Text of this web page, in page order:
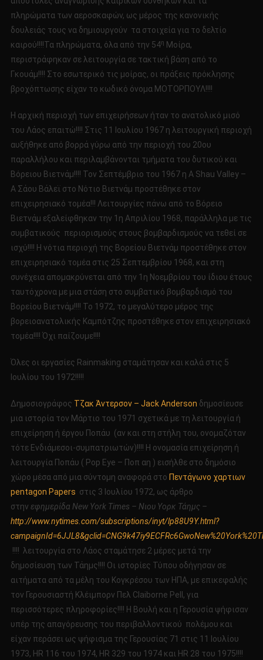
πληρώματα των αεροσκαφών, ως μέρος της κανονικής
δουλειάς τους να δημιουργούν τα στοιχεία για το δελτίο
καιρού!!!!Τα πληρώματα, όλα από την 54η Μοίρα,
περιστράφηκαν σε λειτουργία σε τακτική βάση από το
Γκουάμ!!!! Στο εσωτερικό τις μοίρας, οι πράξεις πρόκλησης
βροχόπτωσης είχαν το κωδικό όνομα ΜΟΤΟΡΠΟΥΛ!!!!
Η αρχική περιοχή των επιχειρήσεων ήταν το ανατολικό μισό
του Λάος επαιτώ!!!! Στις 11 Ιουλίου 1967 η λειτουργική περιοχή
αυξήθηκε από βορρά γύρω από την περιοχή του 20ου
παραλλήλου και περιλαμβάνονται τμήματα του δυτικού και
Βόρειου Βιετνάμ!!!! Τον Σεπτέμβριο του 1967 η Α Shau Valley –
Α Σάου Βάλεϊ στο Νότιο Βιετνάμ προστέθηκε στον
επιχειρησιακό τομέα!!! Λειτουργίες πάνω από το Βόρειο
Βιετνάμ εξαλείφθηκαν την 1η Απριλίου 1968, παράλληλα με τις
συμβατικούς περιορισμούς στους βομβαρδισμούς να τεθεί σε
ισχύ!!!! Η νότια περιοχή της Βορείου Βιετνάμ προστέθηκε στον
επιχειρησιακό τομέα στις 25 Σεπτεμβρίου 1968, και στη
συνέχεια απομακρύνεται από την 1η Νοεμβρίου του ίδιου έτους
ταυτόχρονα με μια στάση στο συμβατικό βομβαρδισμό του
Βορείου Βιετνάμ!!!! Το 1972, το μεγαλύτερο μέρος της
βορειοανατολικής Καμπότζης προστέθηκε στον επιχειρησιακό
τομέα!!!! Όχι παίζουμε!!!!
Όλες οι εργασίες Rainmaking σταμάτησαν και καλά στις 5
Ιουλίου του 1972!!!!!
Δημοσιογράφος Τζακ Άντερσον – Jack Anderson δημοσίευσε
μια ιστορία τον Μάρτιο του 1971 σχετικά με τη λειτουργία ή
επιχείρηση ή έργου Ποπάυ (αν και στη στήλη του, ονομαζόταν
τότε Ενδιάμεσοι-συμπατριωτών)!!!! Η ονομασία επιχείρηση ή
λειτουργία Ποπάυ ( Pop Eye – Ποπ αη ) εισήλθε στο δημόσιο
χώρο μέσα από μια σύντομη αναφορά στο Πεντάγωνο χαρτιων
pentagon Papers στις 3 Ιουλίου 1972, ως άρθρο
στην εφημερίδα New York Times – Νιου Υορκ Τάημς –
http://www.nytimes.com/subscriptions/inyt/lp88U9Y.html?
!!!! λειτουργία στο Λάος σταμάτησε 2 μέρες μετά την
δημοσίευση των Τάημς!!!! Οι ιστορίες Τύπου οδήγησαν σε
αιτήματα από τα μέλη του Κογκρέσου των ΗΠΑ, με επικεφαλής
τον Γερουσιαστή Κλέιμπορν Πελ Claiborne Pell, για
περισσότερες πληροφορίες!!!! Η Βουλή και η Γερουσία ψήφισαν
υπέρ της απαγόρευσης του περιβαλλοντικού πολέμου και
είχαν περάσει ως ψήφισμα της Γερουσίας 71 στις 11 Ιουλίου
1973, HR 116 του 1974, HR 329 του 1974 και HR 28 του 1975!!!!